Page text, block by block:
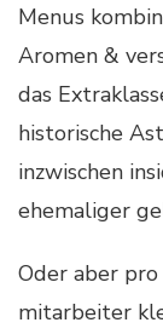
Menus
Aromen &
das
historische
inzwischen
ehemaliger
Oder aber
mitarbeiter